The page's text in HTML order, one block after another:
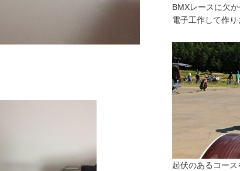
BMXレースに欠
電子工作して作り
起伏のあるコース